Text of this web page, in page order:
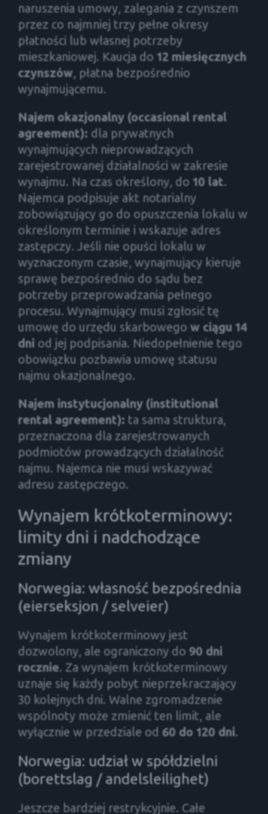
naruszenia umowy, zalegania z czynszem
przez co najmniej trzy pełne okresy
płatności lub własnej potrzeby
mieszkaniowej. Kaucja do 12 miesięcznych
czynszów, płatna bezpośrednio
wynajmującemu.
Najem okazjonalny (occasional rental
agreement): dla prywatnych
wynajmujących nieprowadzących
zarejestrowanej działalności w zakresie
wynajmu. Na czas określony, do 10 lat.
Najemca podpisuje akt notarialny
zobowiązujący go do opuszczenia lokalu w
określonym terminie i wskazuje adres
zastępczy. Jeśli nie opuści lokalu w
wyznaczonym czasie, wynajmujący kieruje
sprawę bezpośrednio do sądu bez
potrzeby przeprowadzania pełnego
procesu. Wynajmujący musi zgłosić tę
umowę do urzędu skarbowego w ciągu 14
dni od jej podpisania. Niedopełnienie tego
obowiązku pozbawia umowę statusu
najmu okazjonalnego.
Najem instytucjonalny (institutional
rental agreement): ta sama struktura,
przeznaczona dla zarejestrowanych
podmiotów prowadzących działalność
najmu. Najemca nie musi wskazywać
adresu zastępczego.
Wynajem krótkoterminowy:
limity dni i nadchodzące
zmiany
Norwegia: własność bezpośrednia
(eierseksjon / selveier)
Wynajem krótkoterminowy jest
dozwolony, ale ograniczony do 90 dni
rocznie. Za wynajem krótkoterminowy
uznaje się każdy pobyt nieprzekraczający
30 kolejnych dni. Walne zgromadzenie
wspólnoty może zmienić ten limit, ale
wyłącznie w przedziale od 60 do 120 dni.
Norwegia: udział w spółdzielni
(borettslag / andelsleilighet)
Jeszcze bardziej restrykcyjnie. Całe